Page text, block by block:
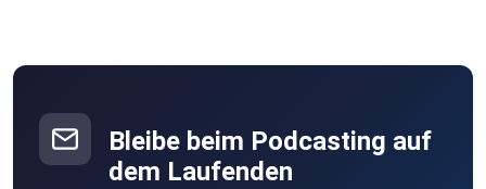
Bleibe beim Podcasting auf
dem Laufenden